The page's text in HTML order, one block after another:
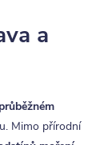
a
Mimo přírodní